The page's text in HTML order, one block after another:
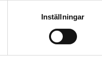
Inställningar